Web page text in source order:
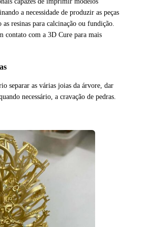
a necessidade de produzir as peças
as resinas para calcinação ou fundição.
contato com a 3D Cure para mais
separar as várias joias da árvore, dar
necessário, a cravação de pedras.